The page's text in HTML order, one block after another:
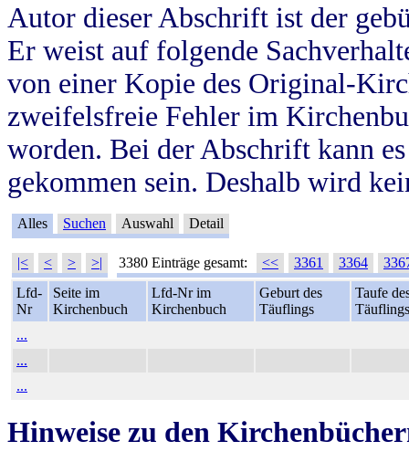
Autor dieser Abschrift ist der
Er weist auf folgende
von einer Kopie des Original-
zweifelsfreie Fehler im
worden. Bei der Abschrift kann
gekommen sein. Deshalb wird
Alles Suchen Auswahl Detail
|< < > >| 3380 Einträge gesamt: << 3361 3364
Lfd-
Nr
Seite im
Kirchenbuch
Lfd-Nr im
Kirchenbuch
Geburt des
Täuflings
Taufe
Täuflings
...
...
...
Hinweise zu den